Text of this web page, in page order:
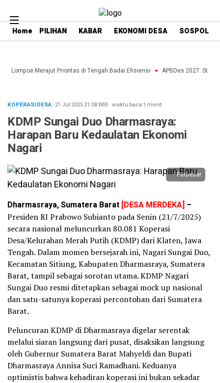
Home PILIHAN KABAR EKONOMI DESA SOSPOL
Lompoe Merajut Prioritas di Tengah Badai Efisiensi APBDes 2027:
KOPERASI DESA· 21 Jul 202521:08WIB ·waktu baca 1 menit
KDMP Sungai Duo Dharmasraya:
Harapan Baru Kedaulatan Ekonomi
Nagari
Perbesar
Dharmasraya, Sumatera Barat [DESA MERDEKA] –
Presiden RI Prabowo Subianto pada Senin (21/7/2025)
secara nasional meluncurkan 80.081 Koperasi
Desa/Kelurahan Merah Putih (KDMP) dari Klaten, Jawa
Tengah. Dalam momen bersejarah ini, Nagari Sungai Duo,
Kecamatan Sitiung, Kabupaten Dharmasraya, Sumatera
Barat, tampil sebagai sorotan utama. KDMP Nagari
Sungai Duo resmi ditetapkan sebagai mock up nasional
dan satu-satunya koperasi percontohan dari Sumatera
Barat.
Peluncuran KDMP di Dharmasraya digelar serentak
melalui siaran langsung dari pusat, disaksikan langsung
oleh Gubernur Sumatera Barat Mahyeldi dan Bupati
Dharmasraya Annisa Suci Ramadhani. Keduanya
optimistis bahwa kehadiran koperasi ini bukan sekadar